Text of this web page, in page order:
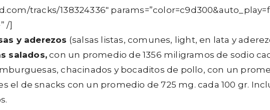
tracks/138324336″
/]
y aderezos (salsas listas, comunes, light, en lata y
salados, con un promedio de 1356 miligramos de sodio
chacinados y bocaditos de pollo, con un
el de snacks con un promedio de 725 mg. cada 100 gr.